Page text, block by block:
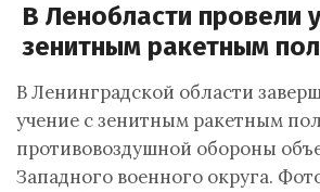
В Ленобласти провели
зенитным ракетным
В Ленинградской области
учение с зенитным ракетным
противовоздушной обороны
Западного военного округа.